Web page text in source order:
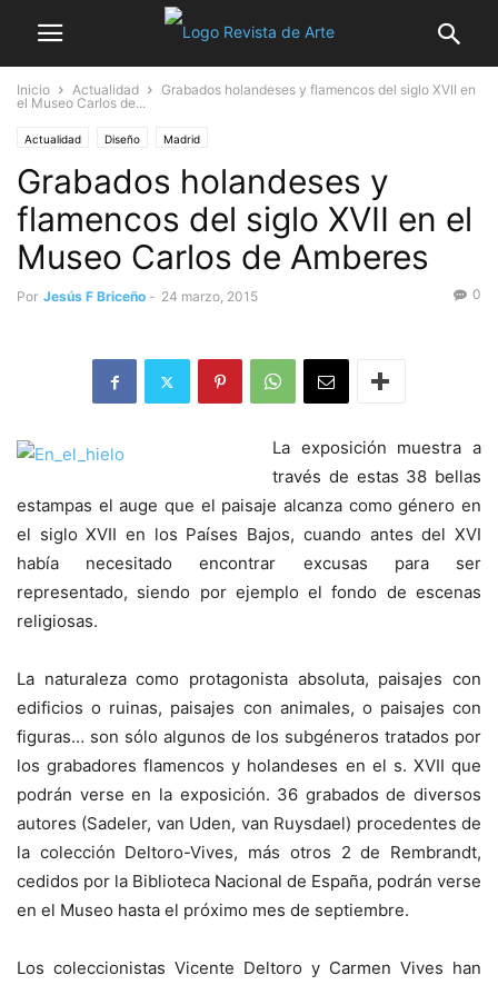
Inicio Actualidad
Grabados holandeses y flamencos del siglo XVII en
el Museo Carlos de...
Actualidad Diseño Madrid
Grabados holandeses y
flamencos del siglo XVII en el
Museo Carlos de Amberes
Por Jesús F Briceño - 24 marzo, 2015 0
La exposición muestra a
través de estas 38 bellas
estampas el auge que el paisaje alcanza como género en
el siglo XVII en los Países Bajos, cuando antes del XVI
había necesitado encontrar excusas para ser
representado, siendo por ejemplo el fondo de escenas
religiosas.
La naturaleza como protagonista absoluta, paisajes con
edificios o ruinas, paisajes con animales, o paisajes con
figuras… son sólo algunos de los subgéneros tratados por
los grabadores flamencos y holandeses en el s. XVII que
podrán verse en la exposición. 36 grabados de diversos
autores (Sadeler, van Uden, van Ruysdael) procedentes de
la colección Deltoro-Vives, más otros 2 de Rembrandt,
cedidos por la Biblioteca Nacional de España, podrán verse
en el Museo hasta el próximo mes de septiembre.
Los coleccionistas Vicente Deltoro y Carmen Vives han